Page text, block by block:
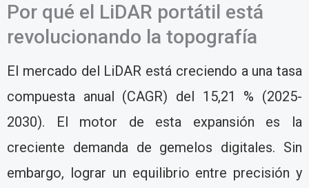
Por qué el LiDAR portátil está
revolucionando la topografía
El mercado del LiDAR está creciendo a una tasa
compuesta anual (CAGR) del 15,21 % (2025-
2030). El motor de esta expansión es la
creciente demanda de gemelos digitales. Sin
embargo, lograr un equilibrio entre precisión y